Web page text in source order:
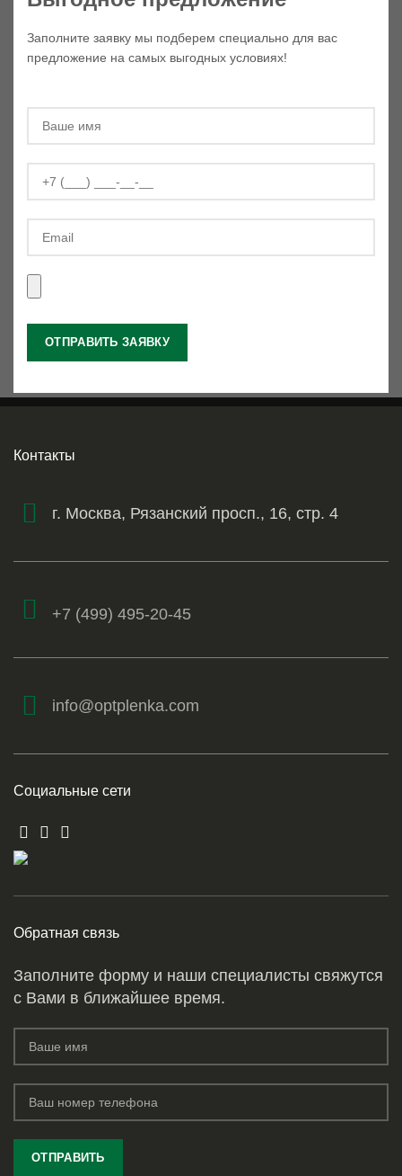
Заполните заявку мы подберем специально для вас
предложение на самых выгодных условиях!
Контакты
г. Москва, Рязанский просп., 16, стр. 4
+7 (499) 495-20-45
info@optplenka.com
Социальные сети
Обратная связь
Заполните форму и наши специалисты свяжутся
с Вами в ближайшее время.